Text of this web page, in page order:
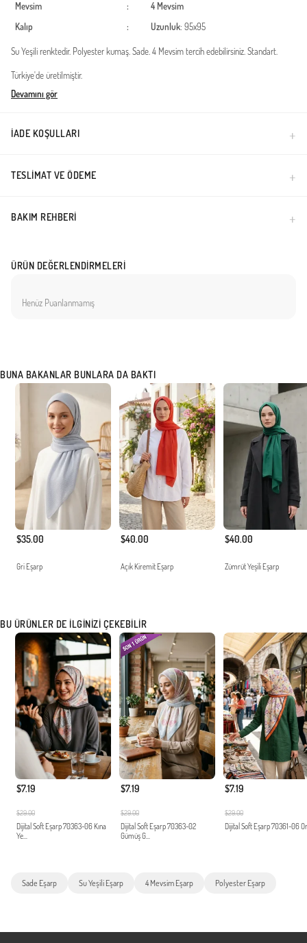
Mevsim
:
4 Mevsim
Kalıp
: Uzunluk: 95x95
Su Yeşili renktedir. Polyester kumaş. Sade. 4 Mevsim tercih edebilirsiniz. Standart.
Türkiye'de üretilmiştir.
Devamını gör
İADE KOŞULLARI
TESLIMAT VE ÖDEME
BAKIM REHBERI
ÜRÜN DEĞERLENDIRMELERI
Henüz Puanlanmamış
BUNA BAKANLAR BUNLARA DA BAKTI
$35.00
Gri Eşarp
$40.00
Açık Kiremit Eşarp
$40.00
Zümrüt Yeşili Eşarp
BU ÜRÜNLER DE İLGINIZI ÇEKEBILIR
$7.19
$29.00
Dijital Soft Eşarp 70363-06 Kına
Ye...
$7.19
$29.00
Dijital Soft Eşarp 70363-02
Gümüş G...
$7.19
$29.00
Dijital Soft Eşarp 70361-06
Sade Eşarp Su Yeşili Eşarp 4 Mevsim Eşarp Polyester Eşarp